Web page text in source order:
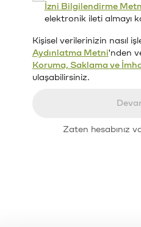
İzni Bilgilendirme
elektronik ileti almayı
Kişisel verilerinizin nasıl
Aydınlatma Metni'nden
Koruma, Saklama ve
ulaşabilirsiniz.
Zaten hesabınız